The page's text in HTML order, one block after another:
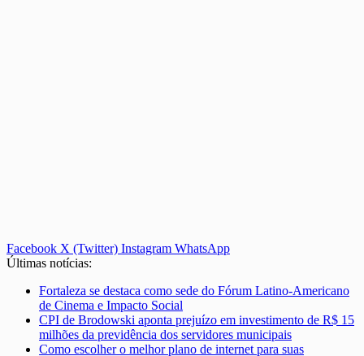
Facebook X (Twitter) Instagram WhatsApp
Últimas notícias:
Fortaleza se destaca como sede do Fórum Latino-Americano
de Cinema e Impacto Social
CPI de Brodowski aponta prejuízo em investimento de R$ 15
milhões da previdência dos servidores municipais
Como escolher o melhor plano de internet para suas